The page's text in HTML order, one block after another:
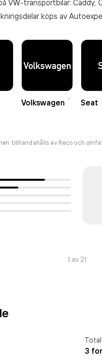
VW-transportbilar:
köps av
Volkswagen Seat
tillhandahålls av Reco och
1 av 21
3